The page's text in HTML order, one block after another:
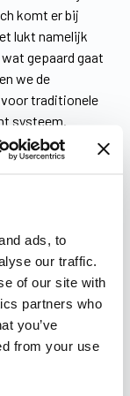
ads, to
our traffic.
of our site with
partners who
you’ve
from your use
komt er bij
lukt namelijk
gepaard gaat
we de
traditionele
systeem.
je rolluik in
bodem,
bijvoorbeeld